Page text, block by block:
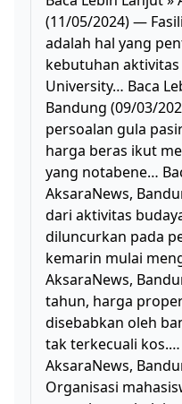
(11/05/2024) —
adalah hal yang
kebutuhan aktivitas
University… Baca
Bandung (09/03/
persoalan gula
harga beras ikut
yang notabene…
AksaraNews,
dari aktivitas
diluncurkan pada
kemarin mulai
AksaraNews,
tahun, harga
disebabkan oleh
tak terkecuali kos.…
AksaraNews,
Organisasi